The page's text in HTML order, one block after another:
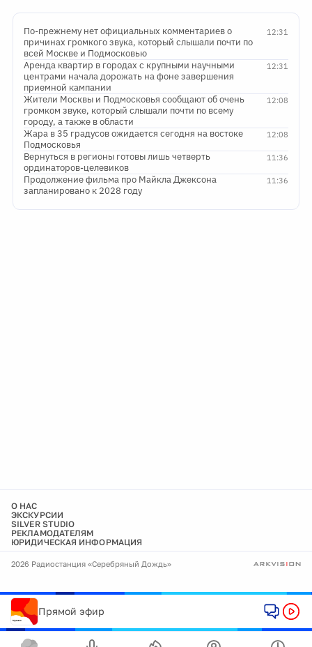
12:31
По-прежнему нет официальных комментариев о
причинах громкого звука, который слышали почти по
всей Москве и Подмосковью
12:31
Аренда квартир в городах с крупными научными
центрами начала дорожать на фоне завершения
приемной кампании
12:08
Жители Москвы и Подмосковья сообщают об очень
громком звуке, который слышали почти по всему
городу, а также в области
12:08
Жара в 35 градусов ожидается сегодня на востоке
Подмосковья
11:36
Вернуться в регионы готовы лишь четверть
ординаторов-целевиков
11:36
Продолжение фильма про Майкла Джексона
запланировано к 2028 году
О НАС
ЭКСКУРСИИ
SILVER STUDIO
РЕКЛАМОДАТЕЛЯМ
ЮРИДИЧЕСКАЯ ИНФОРМАЦИЯ
2026 Радиостанция «Серебряный Дождь»
Прямой эфир